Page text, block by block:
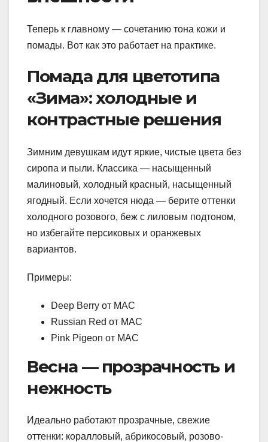
Теперь к главному — сочетанию тона кожи и
помады. Вот как это работает на практике.
Помада для цветотипа
«Зима»: холодные и
контрастные решения
Зимним девушкам идут яркие, чистые цвета без
сиропа и пыли. Классика — насыщенный
малиновый, холодный красный, насыщенный
ягодный. Если хочется нюда — берите оттенки
холодного розового, беж с лиловым подтоном,
но избегайте персиковых и оранжевых
вариантов.
Примеры:
Deep Berry от MAC
Russian Red от MAC
Pink Pigeon от MAC
Весна — прозрачность и
нежность
Идеально работают прозрачные, свежие
оттенки: коралловый, абрикосовый, розово-